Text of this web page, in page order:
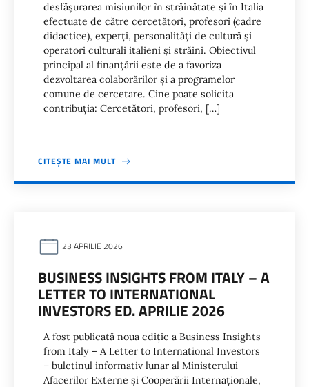
desfășurarea misiunilor în străinătate și în Italia
efectuate de către cercetători, profesori (cadre
didactice), experți, personalități de cultură și
operatori culturali italieni și străini. Obiectivul
principal al finanțării este de a favoriza
dezvoltarea colaborărilor și a programelor
comune de cercetare. Cine poate solicita
contribuția: Cercetători, profesori, […]
CITEȘTE MAI MULT
23 APRILIE 2026
BUSINESS INSIGHTS FROM ITALY – A
LETTER TO INTERNATIONAL
INVESTORS ED. APRILIE 2026
A fost publicată noua ediție a Business Insights
from Italy – A Letter to International Investors
– buletinul informativ lunar al Ministerului
Afacerilor Externe și Cooperării Internaționale,